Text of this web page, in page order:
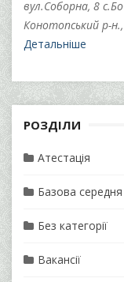
вул.Соборна, 8
Конотопський р-
Детальніше
РОЗДІЛИ
Атестація
Базова середня
Без категорії
Вакансії